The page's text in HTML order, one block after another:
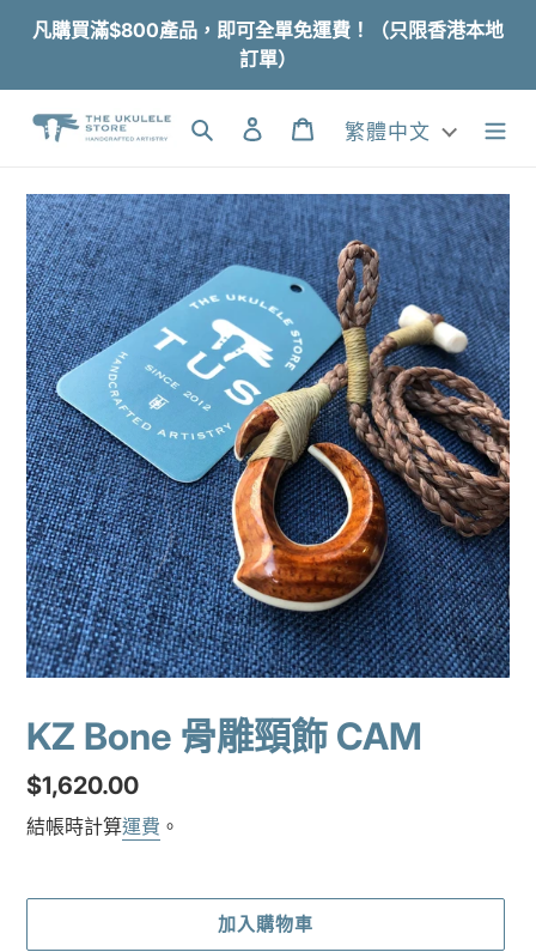
凡購買滿$800產品，即可全單免運費！（只限香港本地
訂單）
搜尋 登入 購物車
繁體中文
KZ Bone 骨雕頸飾 CAM
定
價
$1,620.00
結帳時計算運費 。
加入購物車